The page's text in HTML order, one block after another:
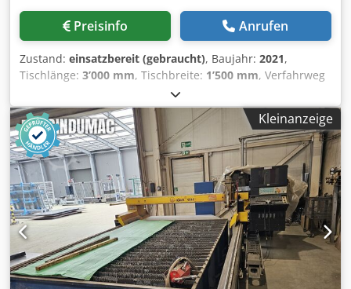
Preisinfo Anrufen
Zustand: einsatzbereit (gebraucht), Baujahr: 2021,
Tischlänge: 3’000 mm, Tischbreite: 1’500 mm, Verfahrweg
, Verfahrweg Y-Achse:
Steuerungshersteller:MicroStep, Steuerungsmodell:
iMSNC, Anzahl der Achsen:
, Diese 3-Achsen-
Plasmaschneidemaschine vom Typ MicroStep 3001.15P/ME
wurde im Jahr 2021 hergestellt. Sie verfügt über einen
Arbeitsbereich von 1500 x 3000 mm und eignet sich ideal
für präzise und großflächige Schneidarbeiten. Wenn Sie
auf der Suche nach hochwertigen Schneidleistungen sind,
sollten Sie die von uns zum Verkauf angebotene MicroStep
3001.15P/ME in Betracht ziehen. Kontaktieren Sie uns für
weitere Informationen. MasterCut Compact 3001.15P/Me
ca. 3.000 x 1.500 mm Robuste Bauweise Bis zu 100 mm
Kleinanzeige